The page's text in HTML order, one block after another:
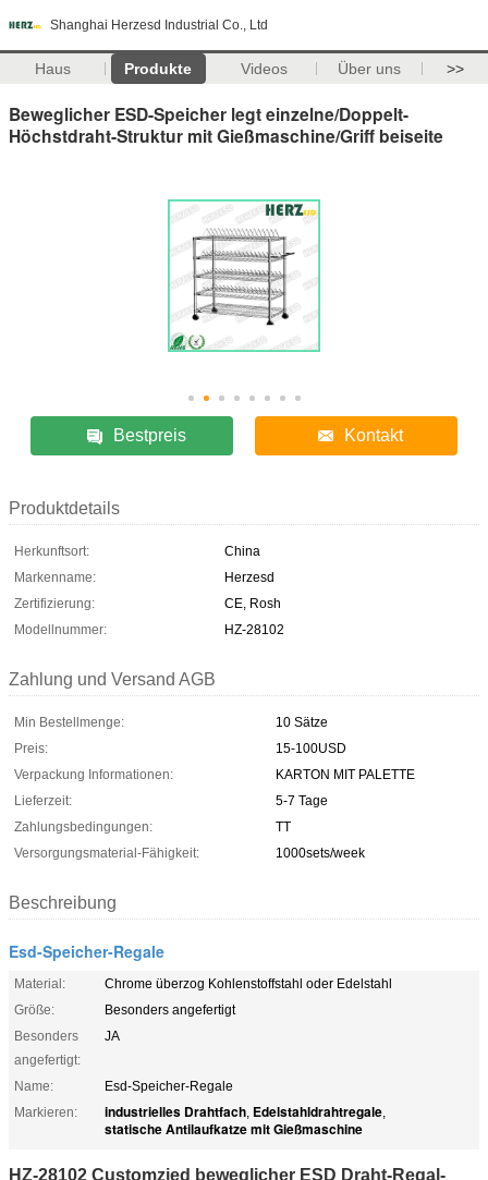
Shanghai Herzesd Industrial Co., Ltd
Haus Produkte Videos Über uns >>
Beweglicher ESD-Speicher legt einzelne/Doppelt-
Höchstdraht-Struktur mit Gießmaschine/Griff beiseite
Bestpreis Kontakt
Produktdetails
Herkunftsort:
China
Markenname:
Herzesd
Zertifizierung:
CE, Rosh
Modellnummer:
HZ-28102
Zahlung und Versand AGB
Min Bestellmenge:
10 Sätze
Preis:
15-100USD
Verpackung Informationen:
KARTON MIT PALETTE
Lieferzeit:
5-7 Tage
Zahlungsbedingungen:
TT
Versorgungsmaterial-Fähigkeit:
1000sets/week
Beschreibung
Esd-Speicher-Regale
Material:
Chrome überzog Kohlenstoffstahl oder Edelstahl
Größe:
Besonders angefertigt
Besonders
angefertigt:
JA
Name:
Esd-Speicher-Regale
Markieren:
industrielles Drahtfach, Edelstahldrahtregale,
statische Antilaufkatze mit Gießmaschine
HZ-28102 Customzied beweglicher ESD Draht-Regal-